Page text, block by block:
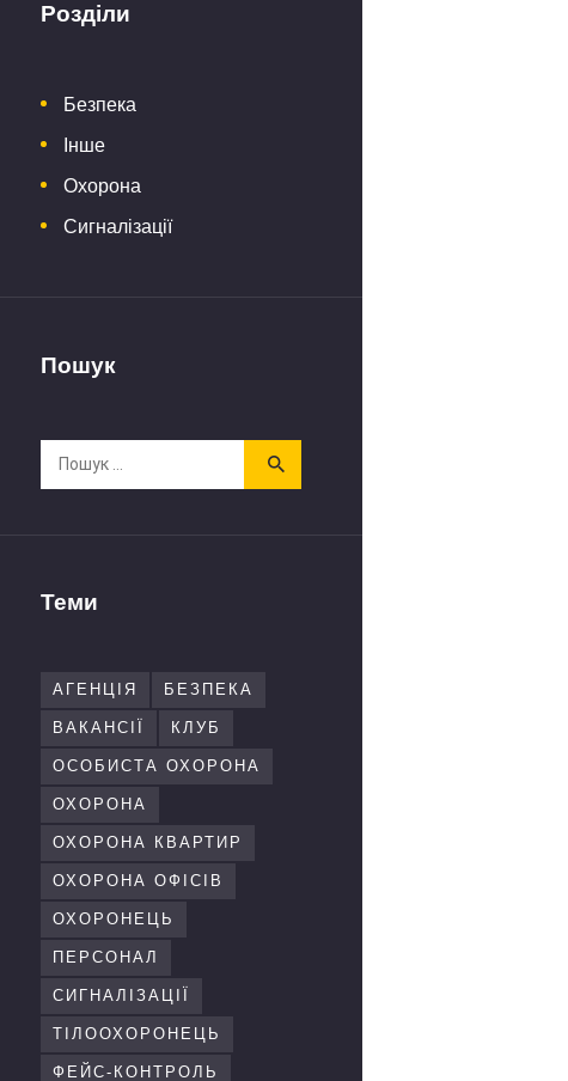
Розділи
Безпека
Інше
Охорона
Сигналізації
Пошук
Пошук:
Теми
АГЕНЦІЯ БЕЗПЕКА
ВАКАНСІЇ КЛУБ
ОСОБИСТА ОХОРОНА
ОХОРОНА
ОХОРОНА КВАРТИР
ОХОРОНА ОФІСІВ
ОХОРОНЕЦЬ
ПЕРСОНАЛ
СИГНАЛІЗАЦІЇ
ТІЛООХОРОНЕЦЬ
ФЕЙС-КОНТРОЛЬ